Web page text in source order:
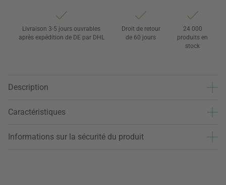
Livraison 3-5 jours ouvrables
après expédition de DE par DHL
Droit de retour
de 60 jours
24 000
produits en
stock
Description
Caractéristiques
Informations sur la sécurité du produit